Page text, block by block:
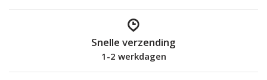
Snelle verzending
1-2 werkdagen